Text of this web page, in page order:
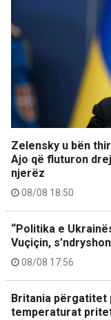
Zelensky u bën
Ajo që fluturon
njerëz
08/08 18:50
“Politika e
Vuçiçin,
08/08 17:56
Britania përgatitet
temperaturat